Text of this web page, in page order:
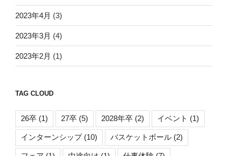
2023年4月 (3)
2023年3月 (4)
2023年2月 (1)
TAG CLOUD
26卒 (1) 27卒 (5) 2028年卒 (2) イベント (1)
インターンシップ(10) バスケットボール (2)